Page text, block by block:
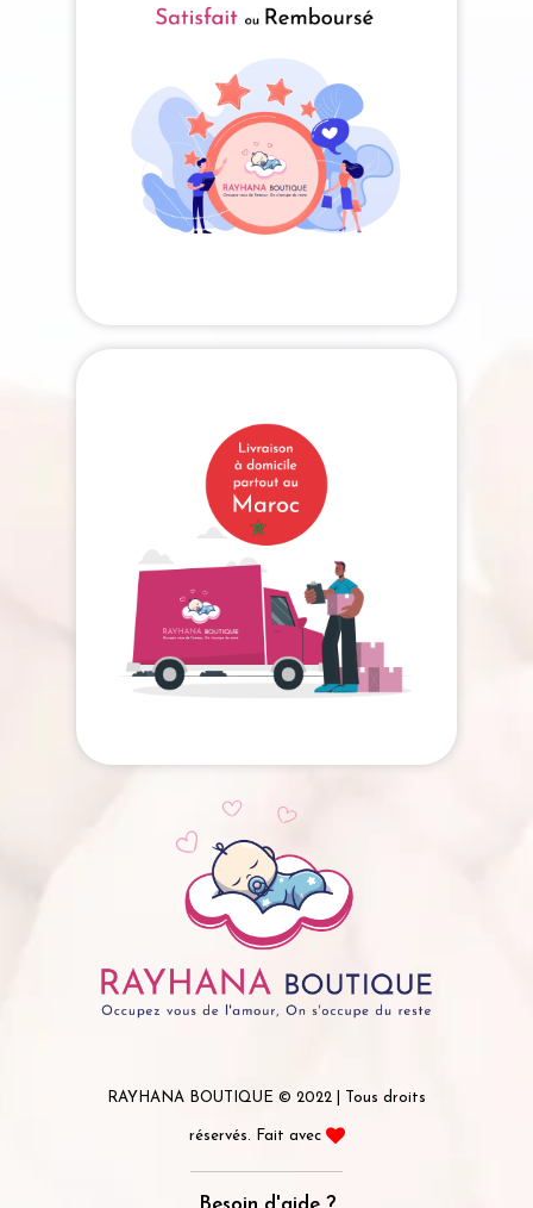
RAYHANA BOUTIQUE © 2022 | Tous droits
réservés. Fait avec